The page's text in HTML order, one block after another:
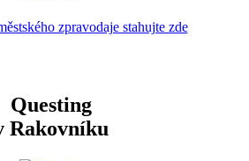
zpravodaje stahujte zde
Questing
Rakovníku